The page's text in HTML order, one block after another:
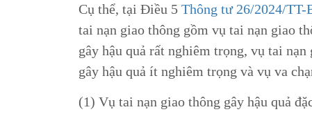
Cụ thể, tại Điều 5 Thông tư 26/2024/TT-
tai nạn giao thông gồm vụ tai nạn giao
gây hậu quả rất nghiêm trọng, vụ tai
gây hậu quả ít nghiêm trọng và vụ va
(1) Vụ tai nạn giao thông gây hậu quả